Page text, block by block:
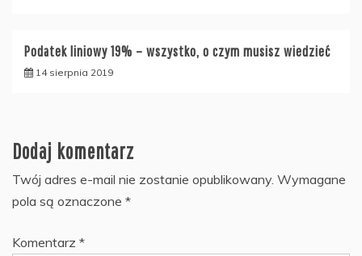
Podatek liniowy 19% – wszystko, o czym musisz wiedzieć
14 sierpnia 2019
Dodaj komentarz
Twój adres e-mail nie zostanie opublikowany. Wymagane
pola są oznaczone *
Komentarz *